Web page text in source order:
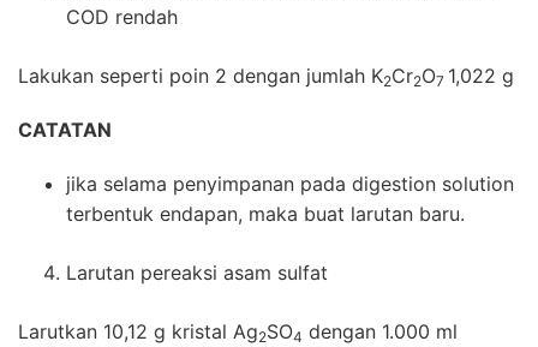
COD rendah
Lakukan seperti poin 2 dengan jumlah K2Cr2O7 1,022 g
CATATAN
jika selama penyimpanan pada digestion solution
terbentuk endapan, maka buat larutan baru.
Larutan pereaksi asam sulfat
Larutkan 10,12 g kristal Ag2SO4 dengan 1.000 ml